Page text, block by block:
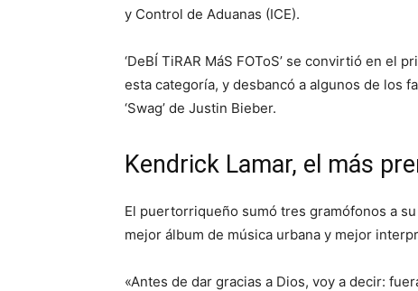
y Control de Aduanas (ICE).
‘DeBÍ TiRAR MáS FOToS’ se convirtió en el
esta categoría, y desbancó a algunos de los
‘Swag’ de Justin Bieber.
Kendrick Lamar, el más
El puertorriqueño sumó tres gramófonos a
mejor álbum de música urbana y mejor
«Antes de dar gracias a Dios, voy a decir: